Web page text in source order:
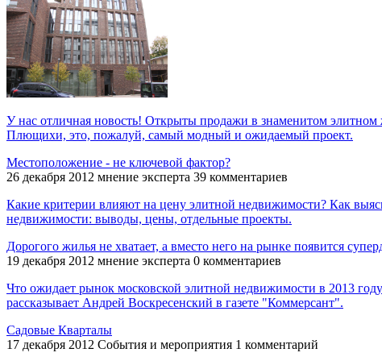
У нас отличная новость! Открыты продажи в знаменитом элитном
Плющихи, это, пожалуй, самый модный и ожидаемый проект.
Местоположение - не ключевой фактор?
26 декабря 2012 мнение эксперта 39 комментариев
Какие критерии влияют на цену элитной недвижимости? Как
недвижимости: выводы, цены, отдельные проекты.
Дорогого жилья не хватает, а вместо него на рынке появится
19 декабря 2012 мнение эксперта 0 комментариев
Что ожидает рынок московской элитной недвижимости в 2013
рассказывает Андрей Воскресенский в газете "Коммерсант".
Садовые Кварталы
17 декабря 2012 События и мероприятия 1 комментарий